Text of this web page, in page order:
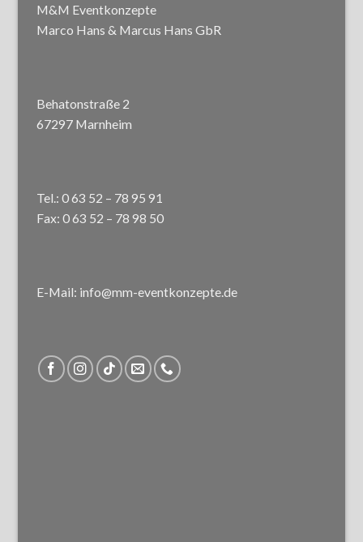
M&M Eventkonzepte
Marco Hans & Marcus Hans GbR
Behatonstraße 2
67297 Marnheim
Tel.: 0 63 52 – 78 95 91
Fax: 0 63 52 – 78 98 50
E-Mail: info@mm-eventkonzepte.de